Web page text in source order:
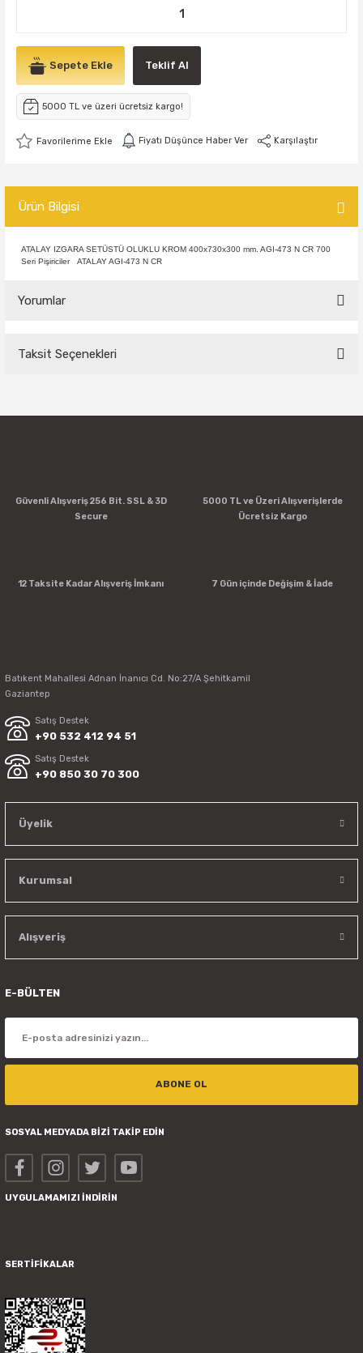
Sepete Ekle Teklif Al
5000 TL ve üzeri ücretsiz kargo!
Fiyatı Düşünce Haber Ver Karşılaştır
Ürün Bilgisi
ATALAY IZGARA SETÜSTÜ OLUKLU KROM 400x730x300 mm. AGI-473 N CR 700
Seri Pişiriciler ATALAY AGI-473 N CR
Yorumlar
Yorum Yaz
Taksit Seçenekleri
Güvenli Alışveriş 256 Bit. SSL & 3D
Secure
5000 TL ve Üzeri Alışverişlerde
Ücretsiz Kargo
12 Taksite Kadar Alışveriş İmkanı 7 Gün içinde Değişim & İade
Batıkent Mahallesi Adnan İnanıcı Cd. No:27/A Şehitkamil
Gaziantep
Satış Destek
+90 532 412 94 51
Satış Destek
+90 850 30 70 300
Üyelik
Kurumsal
Alışveriş
E-BÜLTEN
ABONE OL
SOSYAL MEDYADA BİZİ TAKİP EDİN
UYGULAMAMIZI İNDİRİN
SERTİFİKALAR